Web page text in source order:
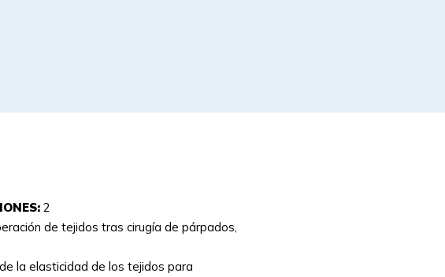
2
de tejidos tras cirugía de párpados,
la elasticidad de los tejidos para